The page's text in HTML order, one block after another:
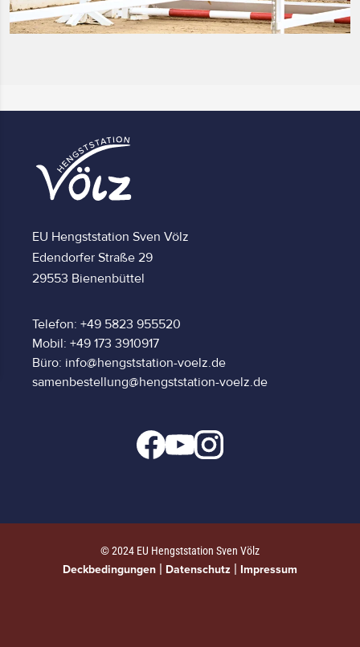
EU Hengststation Sven Völz
Edendorfer Straße 29
29553 Bienenbüttel
Telefon: +49 5823 955520
Mobil: +49 173 3910917
Büro: info@hengststation-voelz.de
samenbestellung@hengststation-voelz.de
© 2024 EU Hengststation Sven Völz
Deckbedingungen | Datenschutz | Impressum